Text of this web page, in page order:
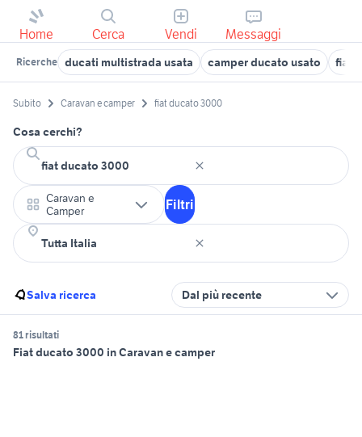
Home Cerca Vendi Messaggi
Ricerche ducati multistrada usata camper ducato usato fiat
Subito Caravan e camper fiat ducato 3000
Cosa cerchi?
Caravan e
Camper
Filtri
Salva ricerca Dal più recente
81 risultati
Fiat ducato 3000 in Caravan e camper